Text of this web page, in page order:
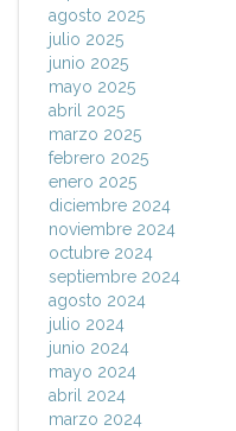
agosto 2025
julio 2025
junio 2025
mayo 2025
abril 2025
marzo 2025
febrero 2025
enero 2025
diciembre 2024
noviembre 2024
octubre 2024
septiembre 2024
agosto 2024
julio 2024
junio 2024
mayo 2024
abril 2024
marzo 2024